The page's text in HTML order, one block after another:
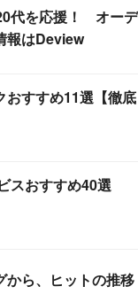
代を応援！ オーデ
報はDeview
おすすめ11選【徹底
スおすすめ40選
から、ヒットの推移